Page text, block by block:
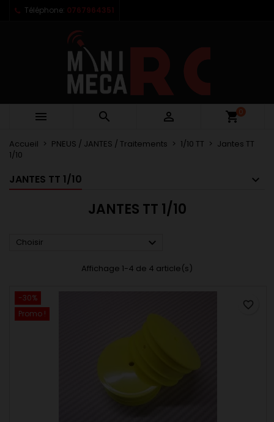
Téléphone: 0767964351
   shopping_cart0
Accueil PNEUS / JANTES / Traitements 1/10 TT
Jantes TT
1/10
JANTES TT 1/10
JANTES TT 1/10
Choisir 
Affichage 1-4 de 4 article(s)
-30%
Promo !
favorite_border
Créer une nouvelle liste
((confirmMessage))
((cancelText)) ((modalDeleteText))
Nom de la liste d'envies
Annuler Créer une liste d'envies
Vous devez être connecté pour ajouter des produits
à votre liste d'envies.
Annuler Connexion